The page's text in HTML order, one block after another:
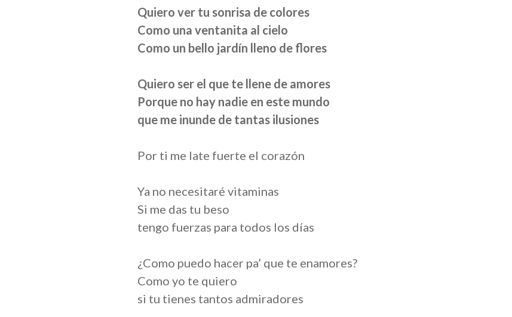
Quiero ver tu sonrisa de colores
Como una ventanita al cielo
Como un bello jardín lleno de flores
Quiero ser el que te llene de amores
Porque no hay nadie en este mundo
que me inunde de tantas ilusiones
Por ti me late fuerte el corazón
Ya no necesitaré vitaminas
Si me das tu beso
tengo fuerzas para todos los días
¿Como puedo hacer pa’ que te enamores?
Como yo te quiero
si tu tienes tantos admiradores